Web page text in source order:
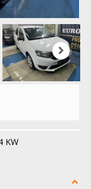
KW